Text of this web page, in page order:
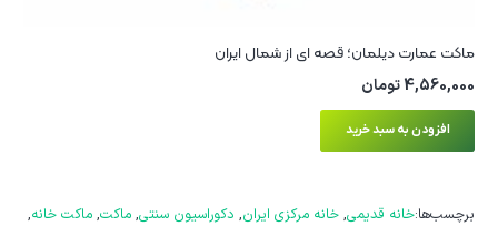
ماکت عمارت دیلمان؛ قصه‌ ای از شمال ایران
4,560,000تومان
افزودن به سبد خرید
برچسب‌ها:خانه قدیمی, خانه مرکزی ایران, دکوراسیون سنتی, ماکت, ماکت خانه,